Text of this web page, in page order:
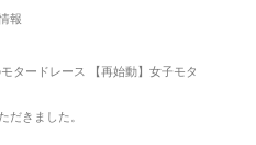
報
タードレース 【再始動】女子モタ
だきました。